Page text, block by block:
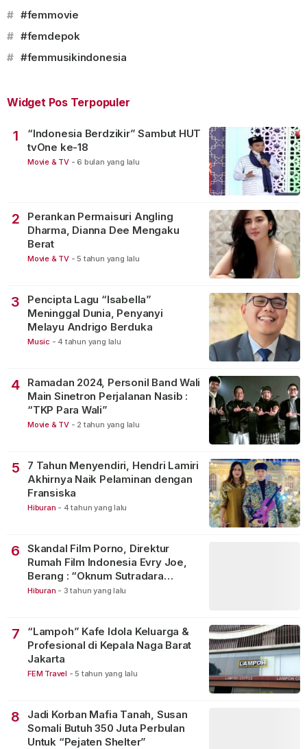
# #femmovie
# #femdepok
# #femmusikindonesia
Widget Pos Terpopuler
1
“Indonesia Berdzikir” Sambut HUT
tvOne ke-18
Movie & TV - 6 bulan yang lalu
2
Perankan Permaisuri Angling
Dharma, Dianna Dee Mengaku
Berat
Movie & TV - 5 tahun yang lalu
3
Pencipta Lagu “Isabella”
Meninggal Dunia, Penyanyi
Melayu Andrigo Berduka
Music - 4 tahun yang lalu
4
Ramadan 2024, Personil Band Wali
Main Sinetron Perjalanan Nasib :
“TKP Para Wali”
Movie & TV - 2 tahun yang lalu
5
7 Tahun Menyendiri, Hendri Lamiri
Akhirnya Naik Pelaminan dengan
Fransiska
Hiburan - 4 tahun yang lalu
6
Skandal Film Porno, Direktur
Rumah Film Indonesia Evry Joe,
Berang : “Oknum Sutradara
Merusak Perfilman Indonesia”!
Hiburan - 3 tahun yang lalu
7
“Lampoh” Kafe Idola Keluarga &
Profesional di Kepala Naga Barat
Jakarta
FEM Travel - 5 tahun yang lalu
8
Jadi Korban Mafia Tanah, Susan
Somali Butuh 350 Juta Perbulan
Untuk “Pejaten Shelter”